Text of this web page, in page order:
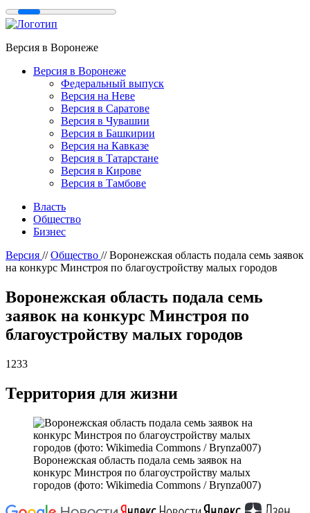
Версия в Воронеже
Версия в Воронеже
Федеральный выпуск
Версия на Неве
Версия в Саратове
Версия в Чувашии
Версия в Башкирии
Версия на Кавказе
Версия в Татарстане
Версия в Кирове
Версия в Тамбове
Власть
Общество
Бизнес
Версия //Общество //Воронежская область подала семь заявок
на конкурс Минстроя по благоустройству малых городов
Воронежская область подала семь
заявок на конкурс Минстроя по
благоустройству малых городов
1233
Территория для жизни
Воронежская область подала семь заявок на
конкурс Минстроя по благоустройству малых
городов (фото: Wikimedia Commons / Brynza007)